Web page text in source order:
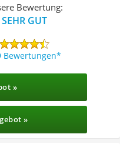
Bewertung:
SEHR GUT
Bewertungen
»
»